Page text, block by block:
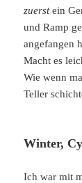
zuerstein
und Ramp
angefangen
Macht es
Wie wenn
Teller
Winter,
Ich war mit